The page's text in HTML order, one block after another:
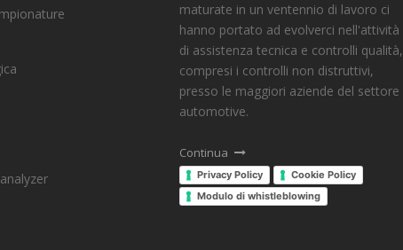
maturate in un ventennio di lavoro ci
hanno portato ad evolverci nell'attività
di assistenza tecnica e controlli qualità,
compresi i controlli non distruttivi,
presso le maggiori aziende del settore
automotive.
Continua
Privacy Policy
Cookie Policy
Modulo di whistleblowing